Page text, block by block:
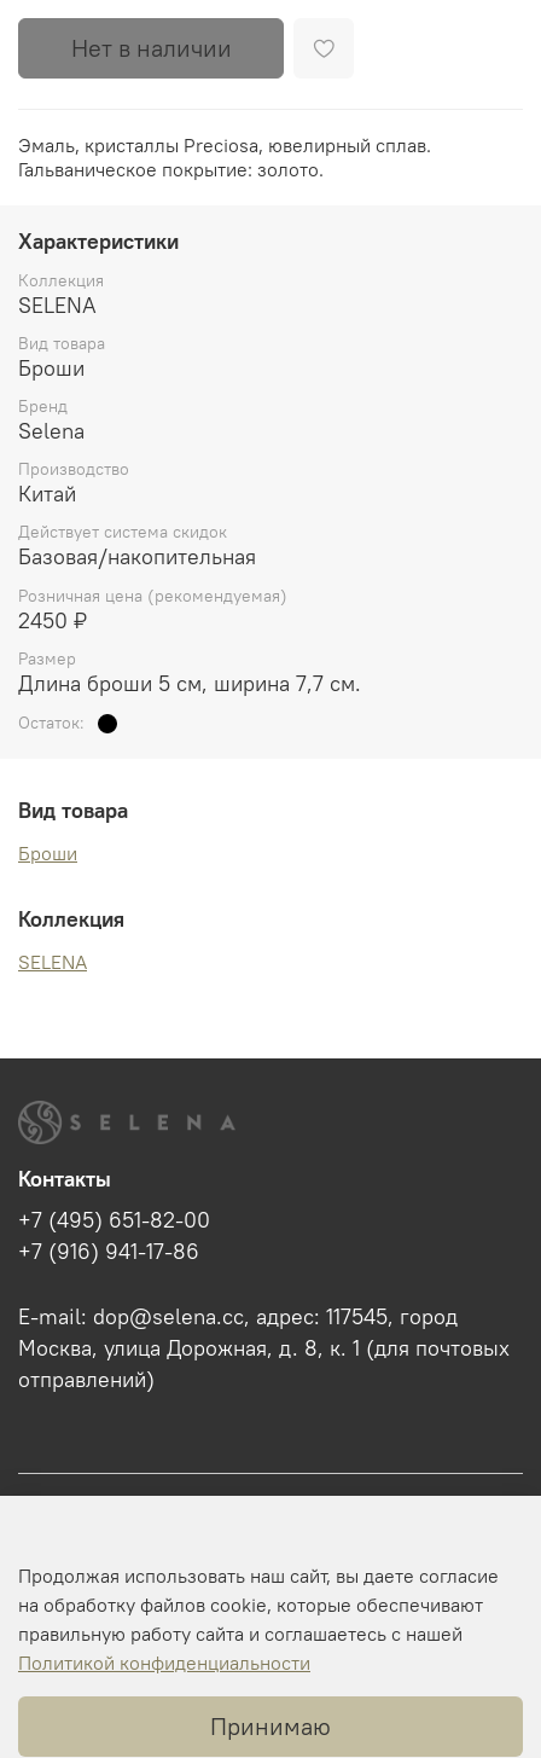
Нет в наличии
Эмаль, кристаллы Preciosa, ювелирный сплав.
Гальваническое покрытие: золото.
Характеристики
Коллекция
SELENA
Вид товара
Броши
Бренд
Selena
Производство
Китай
Действует система скидок
Базовая/накопительная
Розничная цена (рекомендуемая)
2450 ₽
Размер
Длина броши 5 см, ширина 7,7 см.
Остаток:
Вид товара
Броши
Коллекция
SELENA
Оптовикам
Профиль
Контакты
+7 (495) 651-82-00
+7 (916) 941-17-86
E-mail: dop@selena.cc, адрес: 117545, город
Москва, улица Дорожная, д. 8, к. 1 (для почтовых
отправлений)
Продолжая использовать наш сайт, вы даете согласие
на обработку файлов cookie, которые обеспечивают
правильную работу сайта и соглашаетесь с нашей
Политикой конфиденциальности
Принимаю